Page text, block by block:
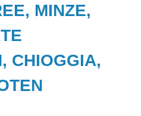
MINZE,
CHIOGGIA,